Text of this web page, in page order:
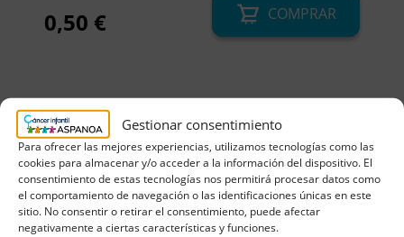
Gestionar consentimiento
Para ofrecer las mejores experiencias, utilizamos tecnologías como las
cookies para almacenar y/o acceder a la información del dispositivo. El
consentimiento de estas tecnologías nos permitirá procesar datos como
el comportamiento de navegación o las identificaciones únicas en este
sitio. No consentir o retirar el consentimiento, puede afectar
negativamente a ciertas características y funciones.
0,50 € COMPRAR